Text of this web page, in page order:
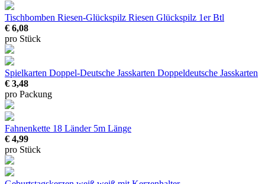
Tischbomben Riesen-Glückspilz Riesen Glückspilz 1er Btl
€ 6,08
pro Stück
Spielkarten Doppel-Deutsche Jasskarten Doppeldeutsche Jasskarten
€ 3,48
pro Packung
Fahnenkette 18 Länder 5m Länge
€ 4,99
pro Stück